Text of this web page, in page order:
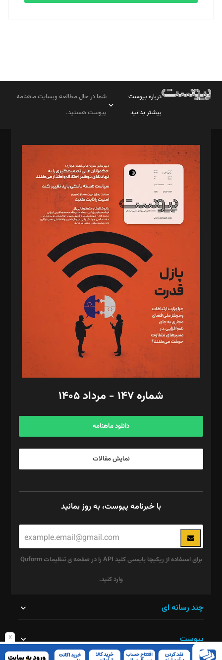
x
درباره پیوست
بیشتر بدانید
شما در حال مطالعه وبسایت ماهنامه
پیوست هستید.
مدیر مسئول: محمدباقر اثنی‌عشری
سردبیر: مهرک محمودی
دبیر تحریریه: میثم قاسمی
د‌بیر ناداستان: سمانه سمیع
د‌بیر خدمت و تجارت: ابوالفضل رجبی
د‌بیر حقوق فناوری: حسام‌الدین ایپکچی
د‌بیر پیوست جهان: مینا پاکدل
د‌بیر تحریریه آنلاین: بابک نقاش
تحریریه‌: مجتبی محمود‌ی، آرش برهمند، یسنا امان‌پور، سروش کرمیان،
مصطفی مسجدی آرانی، ابوالفضل رجبی، زهرا فکرانه، فائزه فتحی
رستمی،مصطفی باستان
ویرایش: نگار استاد‌‌آقا
طراح یونیفرم: مجید توکلی
فیلمبرداری و عکاسی: امیر شفیعی، مانی لطفی زاده
گرافیک و صفحه‌آرایی: سید‌سبحان‌علی ثابت
مد‌یر توسعه تجاری: کامبیز برید‌
امور مالی: شاپور رهبری، محمد‌ کاظمی‌نیا
آگهی و مشترکین: ۰۹۱۹۹۹۹۰۴۵۴
شماره ۱۴۷ - مرداد ۱۴۰۵
دانلود ماهنامه
نمایش مقالات
با خبرنامه پیوست، به روز بمانید
برای استفاده از ریکپچا بایستی کلید API را در صفحه ی تنظیمات Quform
وارد کنید.
نباید
چند رسانه ای
پیوست